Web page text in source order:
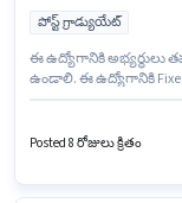
పోస్ట్ గ్రాడ్యుయేట్
ఈ ఉద్యోగానికి అభ్యర్థులు
ఉండాలి. ఈ ఉద్యోగానికి
Assessment
లో ఉంది. True Topper
Posted 8 రోజులు క్రితం